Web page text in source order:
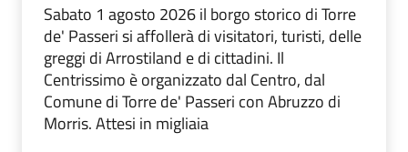
Sabato 1 agosto 2026 il borgo storico di Torre
de' Passeri si affollerà di visitatori, turisti, delle
greggi di Arrostiland e di cittadini. Il
Centrissimo è organizzato dal Centro, dal
Comune di Torre de' Passeri con Abruzzo di
Morris. Attesi in migliaia